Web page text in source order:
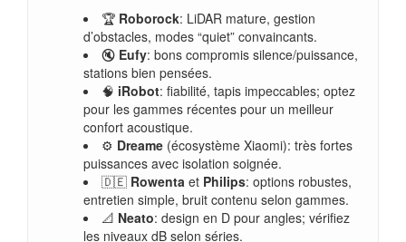
🏆 Roborock: LiDAR mature, gestion
d’obstacles, modes “quiet” convaincants.
🔇 Eufy: bons compromis silence/puissance,
stations bien pensées.
🧠 iRobot: fiabilité, tapis impeccables; optez
pour les gammes récentes pour un meilleur
confort acoustique.
⚙️ Dreame(écosystème Xiaomi): très fortes
puissances avec isolation soignée.
🇩🇪 Rowentaet Philips: options robustes,
entretien simple, bruit contenu selon gammes.
📐 Neato: design en D pour angles; vérifiez
les niveaux dB selon séries.